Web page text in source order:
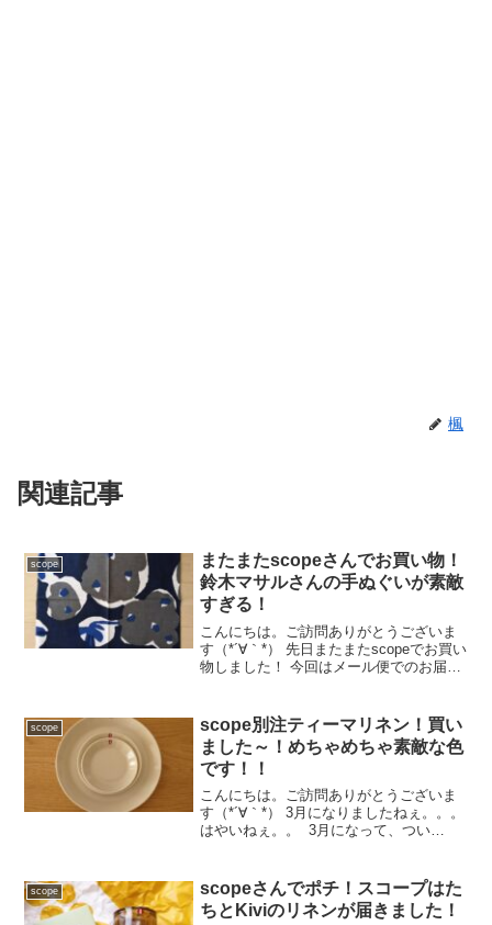
楓
関連記事
scope
またまたscopeさんでお買い物！
鈴木マサルさんの手ぬぐいが素敵
すぎる！
こんにちは。ご訪問ありがとうございま
す（*´∀｀*） 先日またまたscopeでお買い
物しました！ 今回はメール便でのお届け
筒がさ～（*´∀｀*） で、今回何をポチっ
たか...
scope
scope別注ティーマリネン！買い
ました～！めちゃめちゃ素敵な色
です！！
こんにちは。ご訪問ありがとうございま
す（*´∀｀*） 3月になりましたねぇ。。。
はやいねぇ。。 3月になって、つい
くらしにプラスクーポンも使って→☆
し...
scope
scopeさんでポチ！スコープはた
ちとKiviのリネンが届きました！